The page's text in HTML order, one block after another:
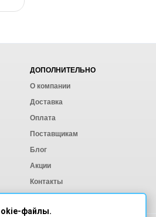
ДОПОЛНИТЕЛЬНО
О компании
Доставка
Оплата
Поставщикам
Блог
Акции
Контакты
файлы.